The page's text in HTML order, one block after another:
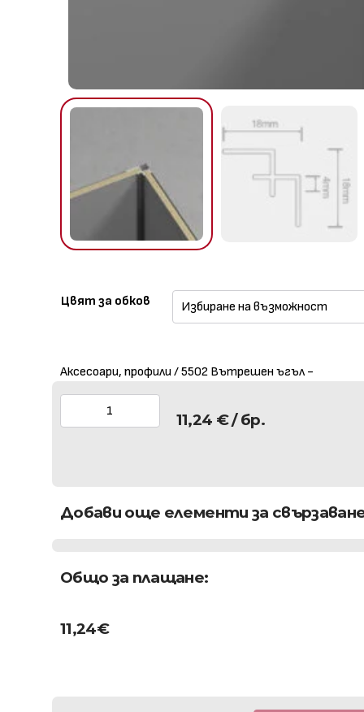
Цвят за обков
Аксесоари, профили / 5502 Вътрешен ъгъл -
11,24 €/ бр.
Добави още елементи за
Общо за плащане:
11,24€